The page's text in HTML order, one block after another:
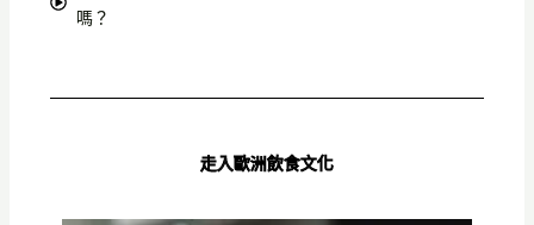
嗎？
走入歐洲飲食文化